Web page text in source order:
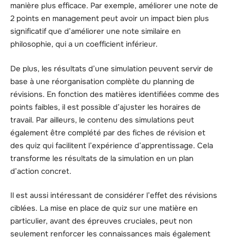
manière plus efficace. Par exemple, améliorer une note de
2 points en management peut avoir un impact bien plus
significatif que d’améliorer une note similaire en
philosophie, qui a un coefficient inférieur.
De plus, les résultats d’une simulation peuvent servir de
base à une réorganisation complète du planning de
révisions. En fonction des matières identifiées comme des
points faibles, il est possible d’ajuster les horaires de
travail. Par ailleurs, le contenu des simulations peut
également être complété par des fiches de révision et
des quiz qui facilitent l’expérience d’apprentissage. Cela
transforme les résultats de la simulation en un plan
d’action concret.
Il est aussi intéressant de considérer l’effet des révisions
ciblées. La mise en place de quiz sur une matière en
particulier, avant des épreuves cruciales, peut non
seulement renforcer les connaissances mais également